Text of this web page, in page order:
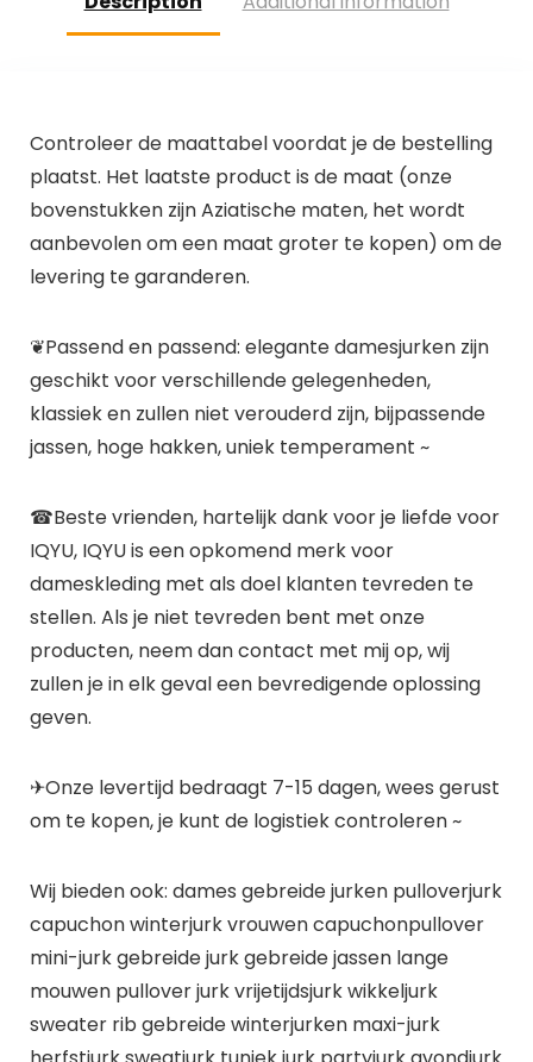
Controleer de maattabel voordat je de bestelling
plaatst. Het laatste product is de maat (onze
bovenstukken zijn Aziatische maten, het wordt
aanbevolen om een maat groter te kopen) om de
levering te garanderen.
❦Passend en passend: elegante damesjurken zijn
geschikt voor verschillende gelegenheden,
klassiek en zullen niet verouderd zijn, bijpassende
jassen, hoge hakken, uniek temperament ~
☎Beste vrienden, hartelijk dank voor je liefde voor
IQYU, IQYU is een opkomend merk voor
dameskleding met als doel klanten tevreden te
stellen. Als je niet tevreden bent met onze
producten, neem dan contact met mij op, wij
zullen je in elk geval een bevredigende oplossing
geven.
✈Onze levertijd bedraagt 7-15 dagen, wees gerust
om te kopen, je kunt de logistiek controleren ~
Wij bieden ook: dames gebreide jurken pulloverjurk
capuchon winterjurk vrouwen capuchonpullover
mini-jurk gebreide jurk gebreide jassen lange
mouwen pullover jurk vrijetijdsjurk wikkeljurk
sweater rib gebreide winterjurken maxi-jurk